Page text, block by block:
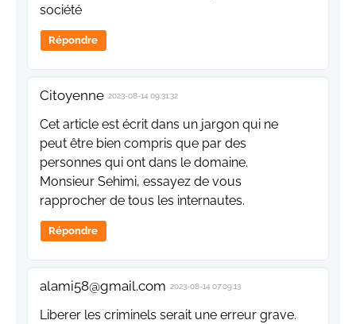
société
Répondre
Citoyenne 2023-08-14 09:31:32
Cet article est écrit dans un jargon qui ne
peut être bien compris que par des
personnes qui ont dans le domaine.
Monsieur Sehimi, essayez de vous
rapprocher de tous les internautes.
Répondre
alami58@gmail.com 2023-08-14 07:09:13
Liberer les criminels serait une erreur grave.